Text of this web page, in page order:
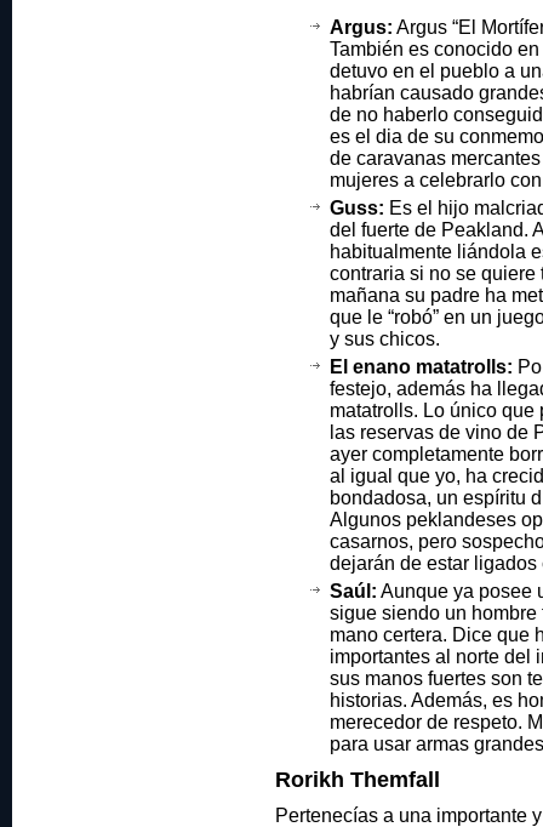
Argus: Argus “El
También es conocido
detuvo en el pueblo a
habrían causado
de no haberlo
es el dia de su
de caravanas
mujeres a celebrarlo
Guss: Es el hijo
del fuerte de Peakland.
habitualmente liándola
contraria si no se quiere
mañana su padre ha
que le “robó” en un
y sus chicos.
El enano matatrolls:
festejo, además ha
matatrolls. Lo único que
las reservas de vino de
ayer completamente
al igual que yo, ha
bondadosa, un espíritu
Algunos peklandeses
casarnos, pero
dejarán de estar
Saúl: Aunque ya posee
sigue siendo un
mano certera. Dice que
importantes al norte del
sus manos fuertes son
historias. Además, es
merecedor de respeto.
para usar armas
Rorikh Themfall
Pertenecías a una importante